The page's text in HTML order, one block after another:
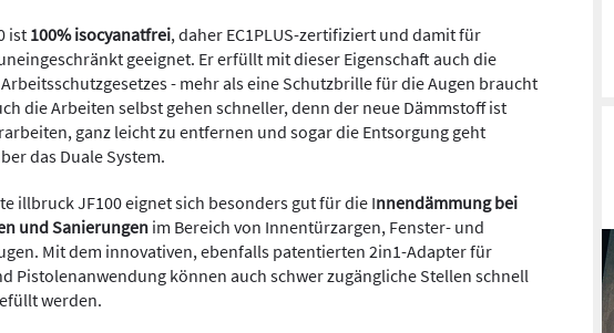
ist 100% isocyanatfrei, daher EC1PLUS-zertifiziert und damit für
geeignet. Er erfüllt mit dieser Eigenschaft auch die
- mehr als eine Schutzbrille für die Augen braucht
die Arbeiten selbst gehen schneller, denn der neue Dämmstoff ist
ganz leicht zu entfernen und sogar die Entsorgung geht
das Duale System.
illbruck JF100 eignet sich besonders gut für die Innendämmung bei
und Sanierungenim Bereich von Innentürzargen, Fenster- und
Mit dem innovativen, ebenfalls patentierten 2in1-Adapter für
Pistolenanwendung können auch schwer zugängliche Stellen schnell
werden.